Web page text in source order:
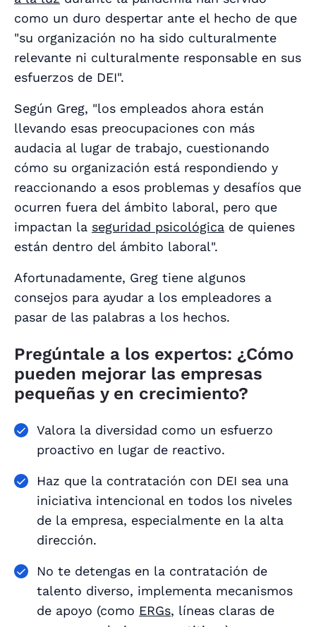
como un duro despertar ante el hecho de que
"su organización no ha sido culturalmente
relevante ni culturalmente responsable en sus
esfuerzos de DEI".
Según Greg, "los empleados ahora están
llevando esas preocupaciones con más
audacia al lugar de trabajo, cuestionando
cómo su organización está respondiendo y
reaccionando a esos problemas y desafíos que
ocurren fuera del ámbito laboral, pero que
impactan la seguridad psicológica de quienes
están dentro del ámbito laboral".
Afortunadamente, Greg tiene algunos
consejos para ayudar a los empleadores a
pasar de las palabras a los hechos.
Pregúntale a los expertos: ¿Cómo
pueden mejorar las empresas
pequeñas y en crecimiento?
Valora la diversidad como un esfuerzo
proactivo en lugar de reactivo.
Haz que la contratación con DEI sea una
iniciativa intencional en todos los niveles
de la empresa, especialmente en la alta
dirección.
No te detengas en la contratación de
talento diverso, implementa mecanismos
de apoyo (como ERGs, líneas claras de